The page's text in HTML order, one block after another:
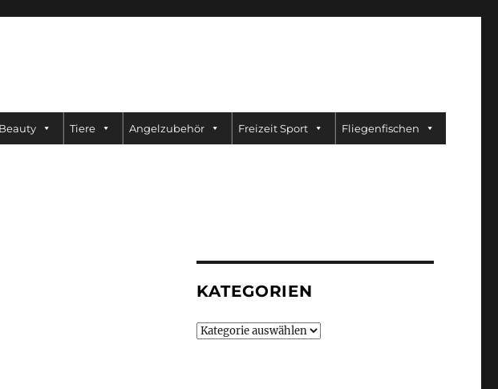
Tiere Angelzubehör Freizeit Sport Fliegenfischen
KATEGORIEN
Kategorien